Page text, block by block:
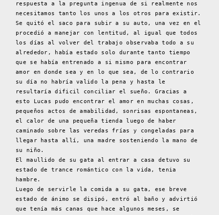
respuesta a la pregunta ingenua de si realmente nos
necesitamos tanto los unos a los otros para existir.
Se quitó el saco para subir a su auto, una vez en el
procedió a manejar con lentitud, al igual que todos
los días al volver del trabajo observaba todo a su
alrededor, había estado solo durante tanto tiempo
que se había entrenado a si mismo para encontrar
amor en donde sea y en lo que sea, de lo contrario
su día no habría valido la pena y hasta le
resultaría dificil conciliar el sueño. Gracias a
esto Lucas pudo encontrar el amor en muchas cosas,
pequeños actos de amabilidad, sonrisas espontaneas,
el calor de una pequeña tienda luego de haber
caminado sobre las veredas frías y congeladas para
llegar hasta allí, una madre sosteniendo la mano de
su niño.
El maullido de su gata al entrar a casa detuvo su
estado de trance romántico con la vida, tenia
hambre.
Luego de servirle la comida a su gata, ese breve
estado de ánimo se disipó, entró al baño y advirtió
que tenía más canas que hace algunos meses, se